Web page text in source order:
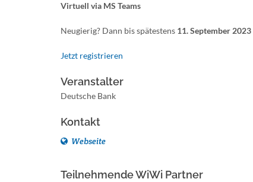
Virtuell via MS Teams
Neugierig? Dann bis spätestens 11. September 2023
Jetzt registrieren
Veranstalter
Deutsche Bank
Kontakt
Webseite
Teilnehmende WiWi Partner